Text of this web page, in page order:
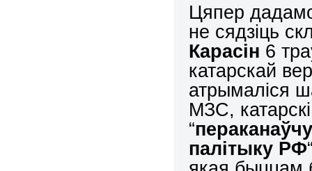
Цяпер
не сядзіць
Карасін 6
катарскай
атрымаліся
МЗС,
“
палітыку РФ